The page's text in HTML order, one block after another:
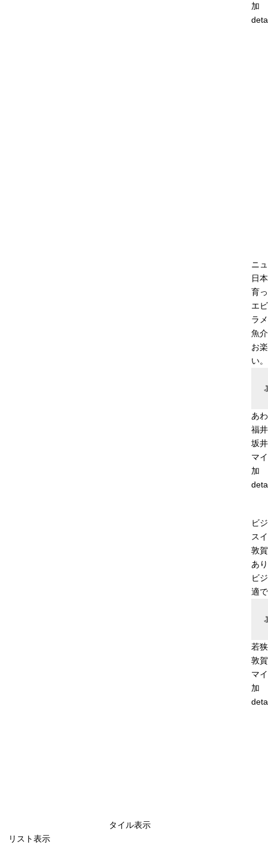
タイル表示
リスト表示
加
ニ
日
育
エ
ラ
魚
お
い。
あ
福
坂
マ
加
ビ
ス
敦
あ
ビ
適
若
敦
マ
加